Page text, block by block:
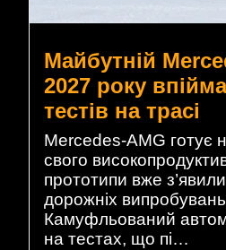
Майбутній
2027 року
тестів на трасі
Mercedes-AMG готує
свого
прототипи вже
дорожніх
Камуфльований
на тестах, що пі…